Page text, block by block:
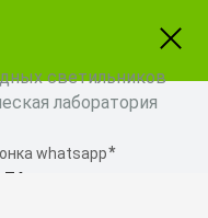
светильников
лаборатория